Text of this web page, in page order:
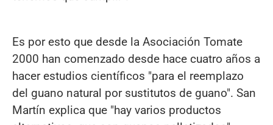
Es por esto que desde la Asociación Tomate
2000 han comenzado desde hace cuatro años a
hacer estudios científicos "para el reemplazo
del guano natural por sustitutos de guano". San
Martín explica que "hay varios productos